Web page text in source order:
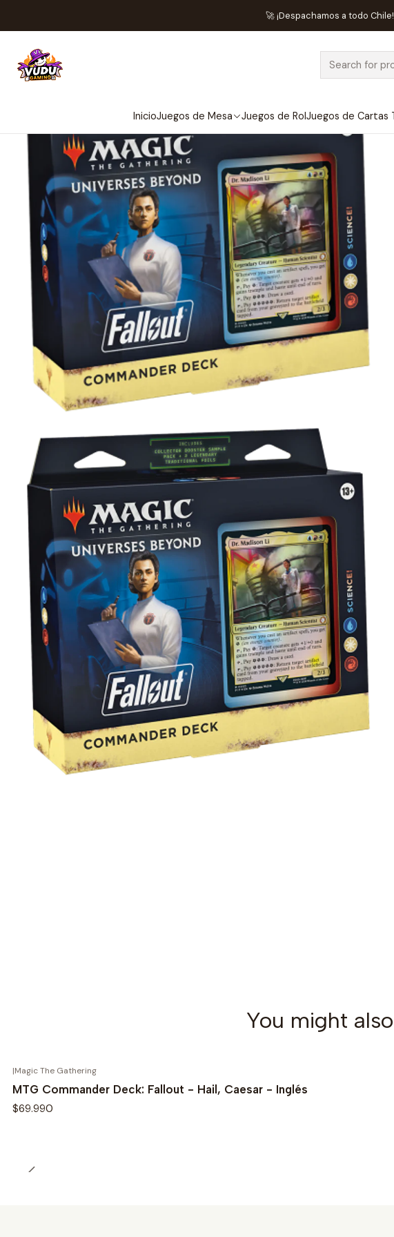
InicioJuegos de Mesa Juegos de RolJuegos de Cartas
🚀 ¡Despachamos a todo
Juegos de Cartas TCG Magic The Gathering
OUT OF STOCK
You might
|Magic The Gathering
MTG Commander Deck: Fallout - Hail, Caesar - Inglés
$69.990